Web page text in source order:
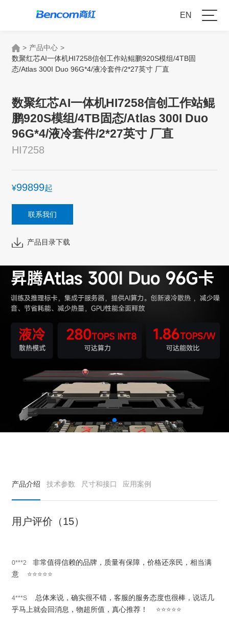
EN
> 产品中心 >
数聚红芯AI一体机HI7258信创工作站鲲鹏920S模组/4TB固
态/Atlas 300I Duo 96G*4/液冷套件/2*27英寸 厂直
数聚红芯AI一体机HI7258信创工作站鲲
鹏920S模组/4TB固态/Atlas 300I Duo
96G*4/液冷套件/2*27英寸 厂直
HI7258
¥99899起
联系我们
产品目录下载
产品介绍 技术参数 尺寸和接口 应用案例
用户评价（15）
0***2
非常值得信赖的品牌，质量有保障，价格还亲民，相当满
意 ⭐⭐⭐⭐⭐
4***S
总体来说，确实很不错，客服的服务态度也很棒，说话几
乎马上就会回消息，物超所值，真心推荐 ！ ⭐⭐⭐⭐⭐